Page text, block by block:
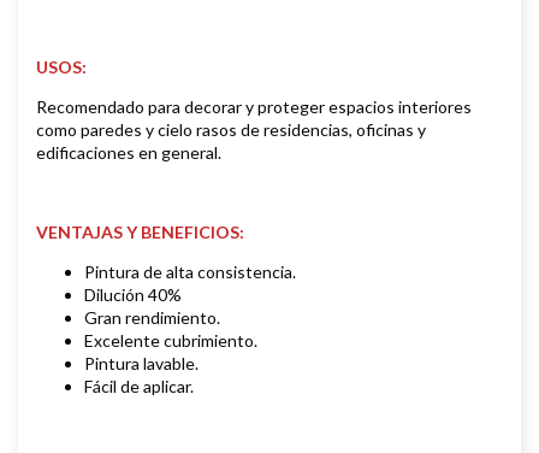
USOS:
Recomendado para decorar y proteger espacios interiores
como paredes y cielo rasos de residencias, oficinas y
edificaciones en general.
VENTAJAS Y BENEFICIOS:
Pintura de alta consistencia.
Dilución 40%
Gran rendimiento.
Excelente cubrimiento.
Pintura lavable.
Fácil de aplicar.